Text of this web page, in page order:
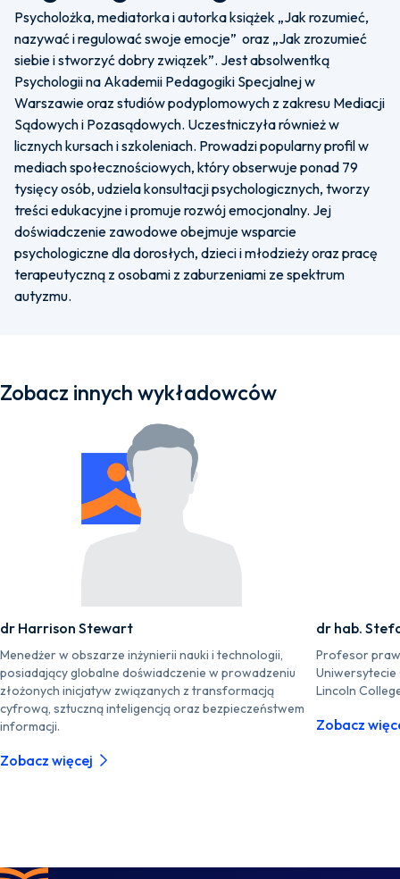
Psycholożka, mediatorka i autorka książek „Jak rozumieć,
nazywać i regulować swoje emocje” oraz „Jak zrozumieć
siebie i stworzyć dobry związek”. Jest absolwentką
Psychologii na Akademii Pedagogiki Specjalnej w
Warszawie oraz studiów podyplomowych z zakresu Mediacji
Sądowych i Pozasądowych. Uczestniczyła również w
licznych kursach i szkoleniach. Prowadzi popularny profil w
mediach społecznościowych, który obserwuje ponad 79
tysięcy osób, udziela konsultacji psychologicznych, tworzy
treści edukacyjne i promuje rozwój emocjonalny. Jej
doświadczenie zawodowe obejmuje wsparcie
psychologiczne dla dorosłych, dzieci i młodzieży oraz pracę
terapeutyczną z osobami z zaburzeniami ze spektrum
autyzmu.
Zobacz innych wykładowców
dr Harrison Stewart
Menedżer w obszarze inżynierii nauki i technologii,
posiadający globalne doświadczenie w prowadzeniu
złożonych inicjatyw związanych z transformacją
cyfrową, sztuczną inteligencją oraz bezpieczeństwem
informacji.
Zobacz więcej
dr hab.
Profesor
Lincoln
Zobacz